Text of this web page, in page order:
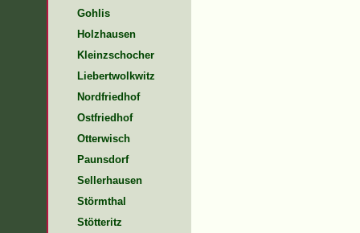
Gohlis
Holzhausen
Kleinzschocher
Liebertwolkwitz
Nordfriedhof
Ostfriedhof
Otterwisch
Paunsdorf
Sellerhausen
Störmthal
Stötteritz